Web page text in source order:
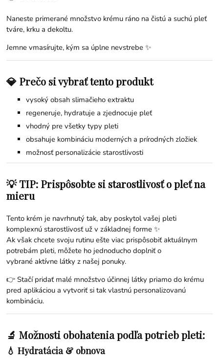
Naneste primerané množstvo krému ráno na čistú a suchú pleť
tváre, krku a dekoltu.
Jemne vmasírujte, kým sa úplne nevstrebe ✨
💎 Prečo si vybrať tento produkt
vysoký obsah slimačieho extraktu
regeneruje, hydratuje a zjednocuje pleť
vhodný pre všetky typy pleti
obsahuje kombináciu moderných a prírodných zložiek
možnosť personalizácie starostlivosti
💡 TIP: Prispôsobte si starostlivosť o pleť na
mieru
Tento krém je navrhnutý tak, aby poskytol vašej pleti
komplexnú starostlivosť už v základnej forme ✨
Ak však chcete svoju rutinu ešte viac prispôsobiť aktuálnym
potrebám pleti, môžete ho jednoducho doplniť o
vybranéaktívne látky z našej ponuky.
👉 Stačí pridať malé množstvo účinnej látky priamo do krému
pred aplikáciou a vytvoriť si tak vlastnú personalizovanú
kombináciu.
🔬 Možnosti obohatenia podľa potrieb pleti:
💧 Hydratácia & obnova